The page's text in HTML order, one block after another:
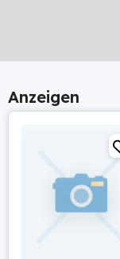
Anzeigen